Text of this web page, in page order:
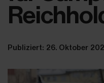
Publiziert: 26. Oktober